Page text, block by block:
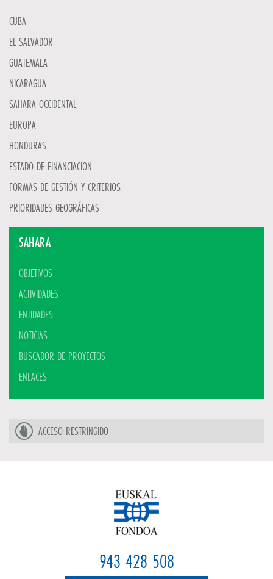
CUBA
EL SALVADOR
GUATEMALA
NICARAGUA
SAHARA OCCIDENTAL
EUROPA
HONDURAS
ESTADO DE FINANCIACION
FORMAS DE GESTIÓN Y CRITERIOS
PRIORIDADES GEOGRÁFICAS
SAHARA
OBJETIVOS
ACTIVIDADES
ENTIDADES
NOTICIAS
BUSCADOR DE PROYECTOS
ENLACES
ACCESO RESTRINGIDO
943 428 508